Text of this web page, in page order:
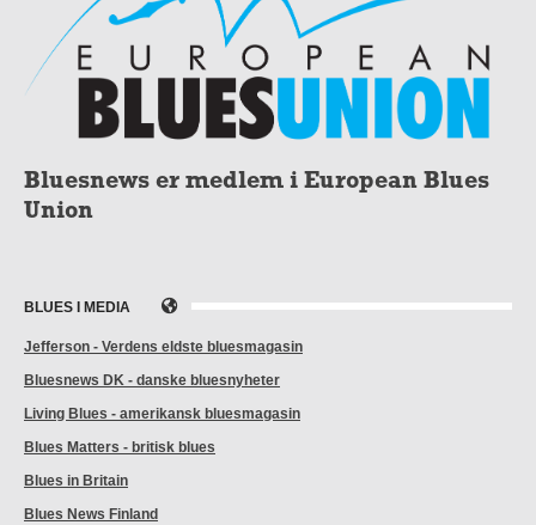
Bluesnews er medlem i European Blues
Union
BLUES I MEDIA
Jefferson - Verdens eldste bluesmagasin
Bluesnews DK - danske bluesnyheter
Living Blues - amerikansk bluesmagasin
Blues Matters - britisk blues
Blues in Britain
Blues News Finland